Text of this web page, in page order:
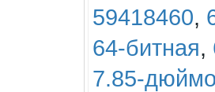
59418460,
64-битная,
7.85-